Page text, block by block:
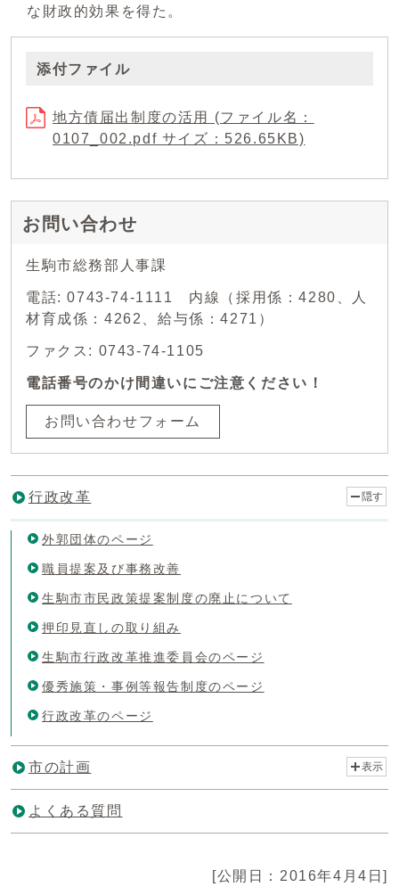
な財政的効果を得た。
添付ファイル
地方債届出制度の活用 (ファイル名：
0107_002.pdf サイズ：526.65KB)
お問い合わせ
生駒市総務部人事課
電話: 0743-74-1111 内線（採用係：4280、人
材育成係：4262、給与係：4271）
ファクス: 0743-74-1105
電話番号のかけ間違いにご注意ください！
お問い合わせフォーム
行政改革 隠す
外郭団体のページ
職員提案及び事務改善
生駒市市民政策提案制度の廃止について
押印見直しの取り組み
生駒市行政改革推進委員会のページ
優秀施策・事例等報告制度のページ
行政改革のページ
市の計画 表示
よくある質問
[公開日：2016年4月4日]